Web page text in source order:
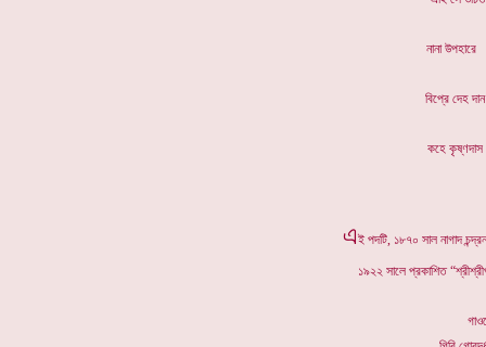
নানা
বিপ্রে
কহে
এই পদটি, ১৮৭০ সাল নাগাদ
১৯২২ সালে প্রকাশিত